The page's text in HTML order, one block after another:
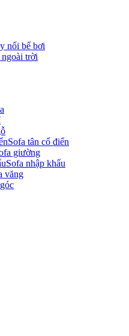
nổi bể bơi
trời
Sofa tân cổ điển
giường
Sofa nhập khẩu
văng